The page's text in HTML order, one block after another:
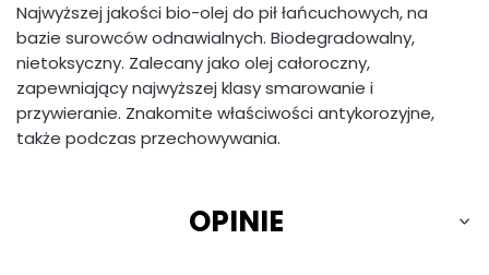
Najwyższej jakości bio-olej do pił łańcuchowych, na
bazie surowców odnawialnych. Biodegradowalny,
nietoksyczny. Zalecany jako olej całoroczny,
zapewniający najwyższej klasy smarowanie i
przywieranie. Znakomite właściwości antykorozyjne,
także podczas przechowywania.
OPINIE